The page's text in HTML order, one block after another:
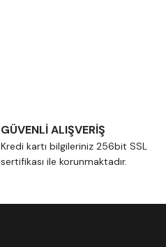
GÜVENLİ ALIŞVERİŞ
Kredi kartı bilgileriniz 256bit SSL
sertifikası ile korunmaktadır.